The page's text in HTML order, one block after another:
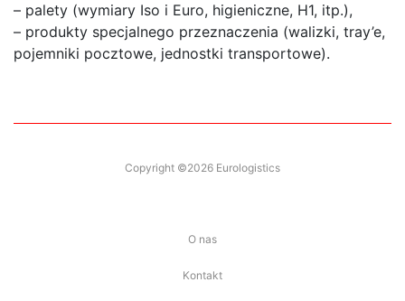
– palety (wymiary Iso i Euro, higieniczne, H1, itp.),
– produkty specjalnego przeznaczenia (walizki, tray’e,
pojemniki pocztowe, jednostki transportowe).
Copyright ©2026 Eurologistics
O nas
Kontakt